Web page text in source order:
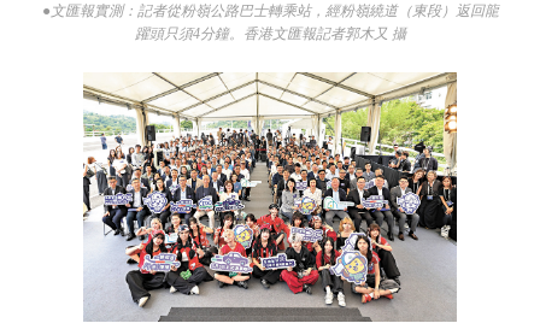
●文匯報實測：記者從粉嶺公路巴士轉乘站，經粉嶺繞道（東段）返回龍
躍頭只須4分鐘。香港文匯報記者郭木又 攝